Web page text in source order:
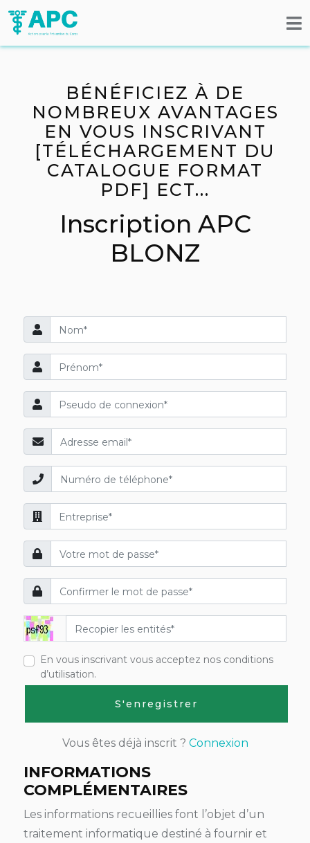
BÉNÉFICIEZ À DE
NOMBREUX AVANTAGES
EN VOUS INSCRIVANT
[TÉLÉCHARGEMENT DU
CATALOGUE FORMAT
PDF] ECT...
Inscription APC
BLONZ
En vous inscrivant vous acceptez nos conditions
d’utilisation.
S'enregistrer
Vous êtes déjà inscrit ? Connexion
INFORMATIONS
COMPLÉMENTAIRES
Les informations recueillies font l’objet d’un
traitement informatique destiné à fournir et